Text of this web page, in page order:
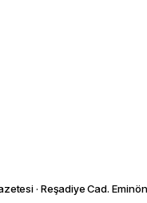
· Reşadiye Cad.